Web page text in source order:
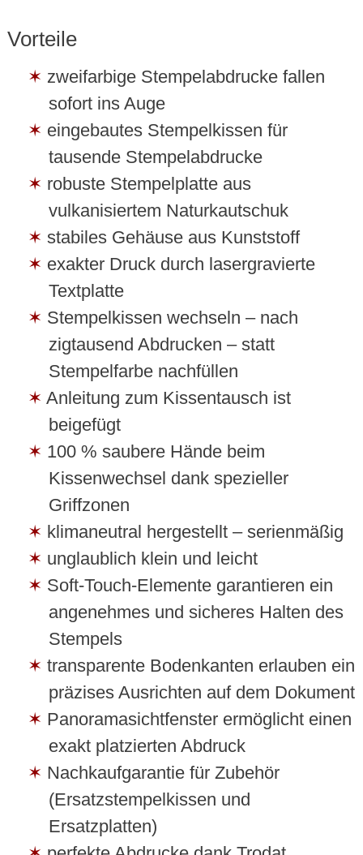
Vorteile
zweifarbige Stempelabdrucke fallen
sofort ins Auge
eingebautes Stempelkissen für
tausende Stempelabdrucke
robuste Stempelplatte aus
vulkanisiertem Naturkautschuk
stabiles Gehäuse aus Kunststoff
exakter Druck durch lasergravierte
Textplatte
Stempelkissen wechseln – nach
zigtausend Abdrucken – statt
Stempelfarbe nachfüllen
Anleitung zum Kissentausch ist
beigefügt
100 % saubere Hände beim
Kissenwechsel dank spezieller
Griffzonen
klimaneutral hergestellt – serienmäßig
unglaublich klein und leicht
Soft-Touch-Elemente garantieren ein
angenehmes und sicheres Halten des
Stempels
transparente Bodenkanten erlauben ein
präzises Ausrichten auf dem Dokument
Panoramasichtfenster ermöglicht einen
exakt platzierten Abdruck
Nachkaufgarantie für Zubehör
(Ersatzstempelkissen und
Ersatzplatten)